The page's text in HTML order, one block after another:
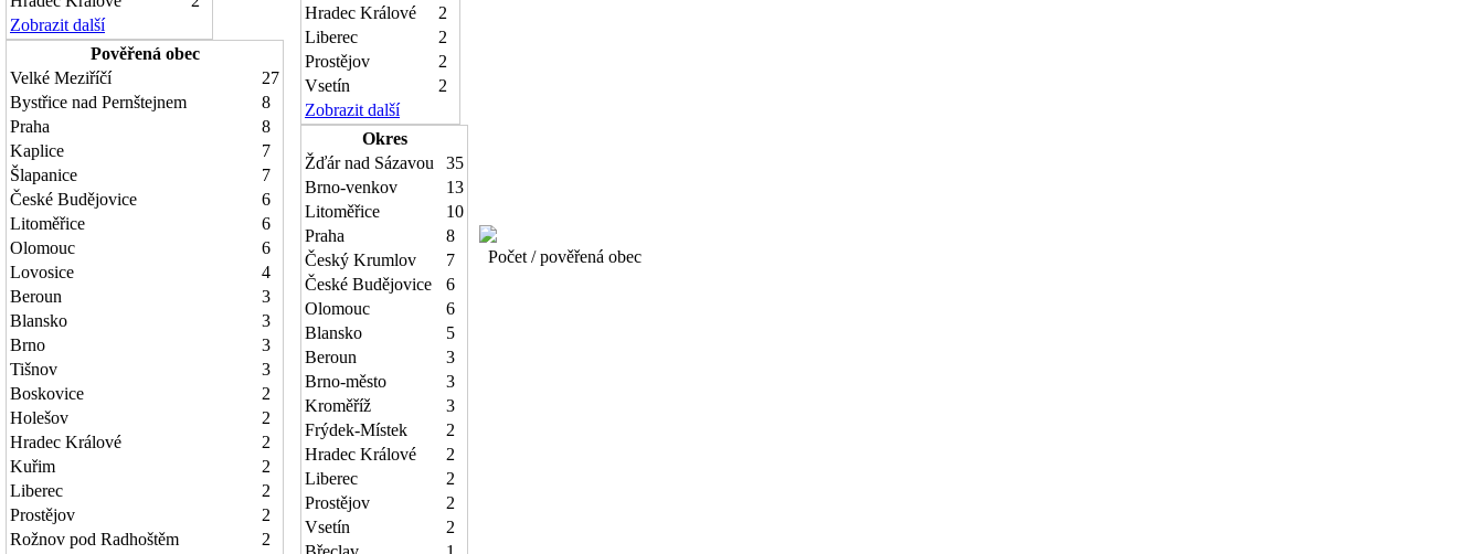
Zobrazit další
Pověřená obec
Velké Meziříčí
27
Bystřice nad Pernštejnem
8
Praha
8
Kaplice
7
Šlapanice
7
České Budějovice
6
Litoměřice
6
Olomouc
6
Lovosice
4
Beroun
3
Blansko
3
Brno
3
Tišnov
3
Boskovice
2
Holešov
2
Hradec Králové
2
Kuřim
2
Liberec
2
Prostějov
2
Rožnov pod Radhoštěm
2
Hradec Králové
2
Liberec
2
Prostějov
2
Vsetín
2
Zobrazit další
Okres
Žďár nad Sázavou
35
Brno-venkov
13
Litoměřice
10
Praha
8
Český Krumlov
7
České Budějovice
6
Olomouc
6
Blansko
5
Beroun
3
Brno-město
3
Kroměříž
3
Frýdek-Místek
2
Hradec Králové
2
Liberec
2
Prostějov
2
Vsetín
2
Počet / pověřená obec